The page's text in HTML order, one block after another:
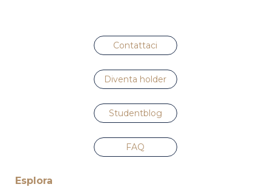
Contattaci
Diventa holder
Studentblog
FAQ
Esplora